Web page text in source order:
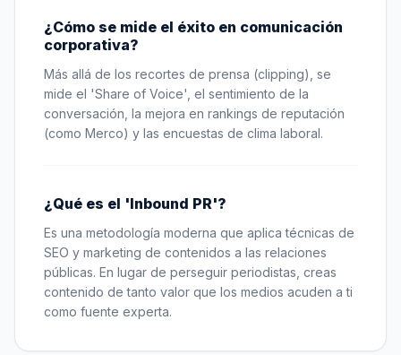
¿Cómo se mide el éxito en comunicación
corporativa?
Más allá de los recortes de prensa (clipping), se
mide el 'Share of Voice', el sentimiento de la
conversación, la mejora en rankings de reputación
(como Merco) y las encuestas de clima laboral.
¿Qué es el 'Inbound PR'?
Es una metodología moderna que aplica técnicas de
SEO y marketing de contenidos a las relaciones
públicas. En lugar de perseguir periodistas, creas
contenido de tanto valor que los medios acuden a ti
como fuente experta.